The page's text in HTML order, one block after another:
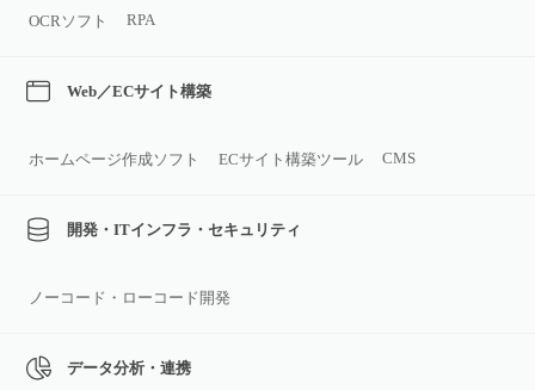
OCRソフト
RPA
Web／ECサイト構築
ホームページ作成ソフト ECサイト構築ツール CMS
開発・ITインフラ・セキュリティ
ノーコード・ローコード開発
データ分析・連携